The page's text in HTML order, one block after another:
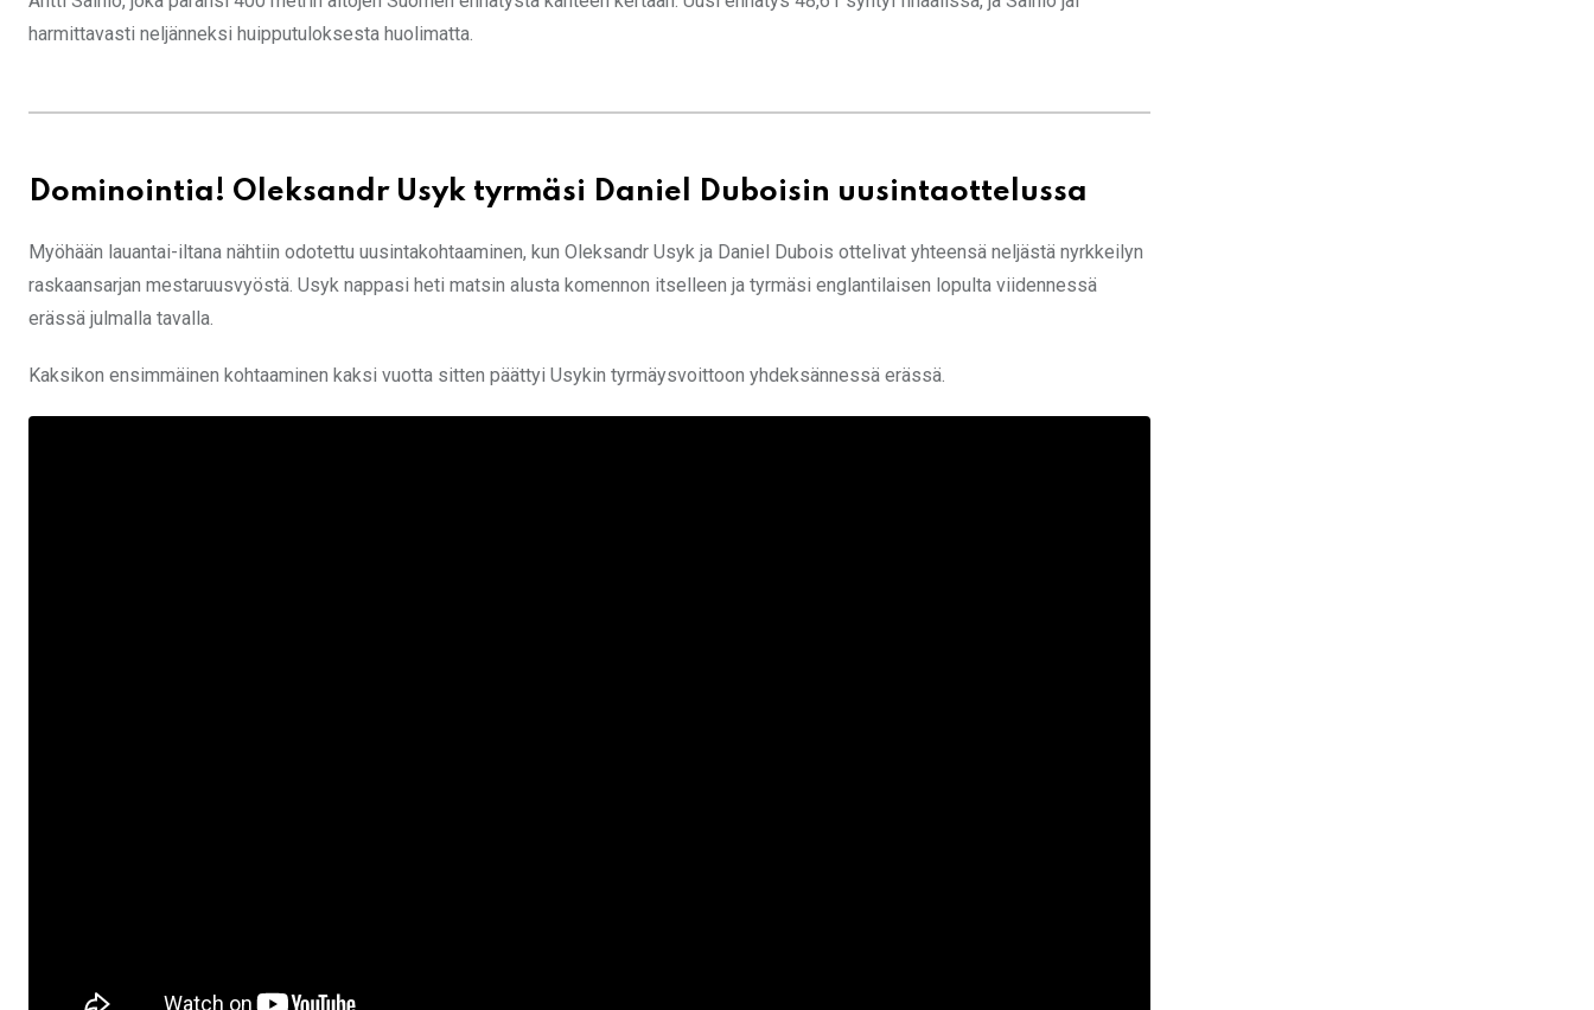
harmittavasti neljänneksi huipputuloksesta huolimatta.
Dominointia! Oleksandr Usyk tyrmäsi Daniel Duboisin uusintaottelussa
Myöhään lauantai-iltana nähtiin odotettu uusintakohtaaminen, kun Oleksandr Usyk ja Daniel Dubois ottelivat yhteensä neljästä nyrkkeilyn
raskaansarjan mestaruusvyöstä. Usyk nappasi heti matsin alusta komennon itselleen ja tyrmäsi englantilaisen lopulta viidennessä
erässä julmalla tavalla.
Kaksikon ensimmäinen kohtaaminen kaksi vuotta sitten päättyi Usykin tyrmäysvoittoon yhdeksännessä erässä.